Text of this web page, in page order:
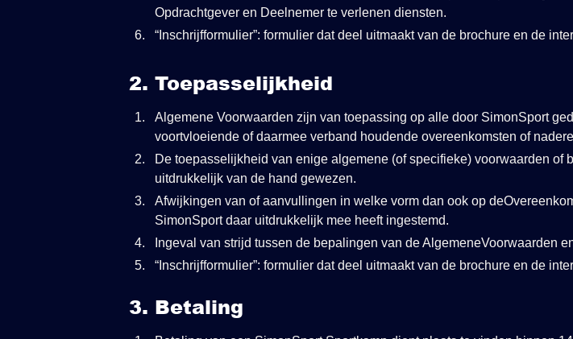
Opdrachtgever en Deelnemer te verlenen diensten.
“Inschrijfformulier”: formulier dat deel uitmaakt van de brochure en de
2. Toepasselijkheid
Algemene Voorwaarden zijn van toepassing op alle door SimonSport
voortvloeiende of daarmee verband houdende overeenkomsten of
De toepasselijkheid van enige algemene (of specifieke) voorwaarden of
uitdrukkelijk van de hand gewezen.
Afwijkingen van of aanvullingen in welke vorm dan ook op
SimonSport daar uitdrukkelijk mee heeft ingestemd.
Ingeval van strijd tussen de bepalingen van de AlgemeneVoorwaarden
“Inschrijfformulier”: formulier dat deel uitmaakt van de brochure en de
3. Betaling